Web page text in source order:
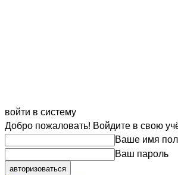
войти в систему
Добро пожаловать! Войдите в свою
Ваше имя
Ваш пароль